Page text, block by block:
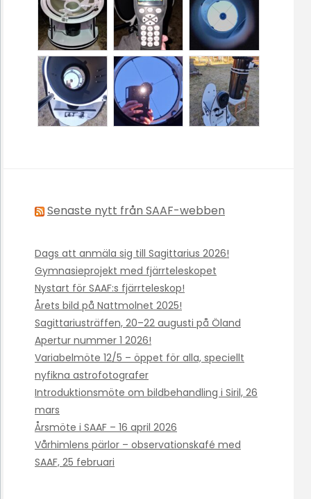
Senaste nytt från SAAF-webben
Dags att anmäla sig till Sagittarius 2026!
Gymnasieprojekt med fjärrteleskopet
Nystart för SAAF:s fjärrteleskop!
Årets bild på Nattmolnet 2025!
Sagittariusträffen, 20–22 augusti på Öland
Apertur nummer 1 2026!
Variabelmöte 12/5 – öppet för alla, speciellt
nyfikna astrofotografer
Introduktionsmöte om bildbehandling i Siril, 26
mars
Årsmöte i SAAF – 16 april 2026
Vårhimlens pärlor – observationskafé med
SAAF, 25 februari